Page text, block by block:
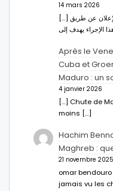
14 mars 2026
[…] الإعلان عن طريق Ahmed Abdel-Latifسفير مصر بالرباط.
Après le
Cuba et
Maduro : un
4 janvier 2026
[…] Chute de
moins […]
Hachim
Maghreb :
21 novembre 2025
omar
jamais vu les